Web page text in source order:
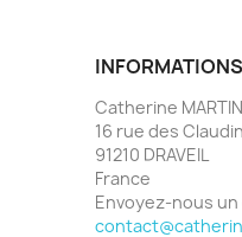
INFORMATIONS
Catherine
16 rue des
91210 DRAVEIL
France
Envoyez-nous un